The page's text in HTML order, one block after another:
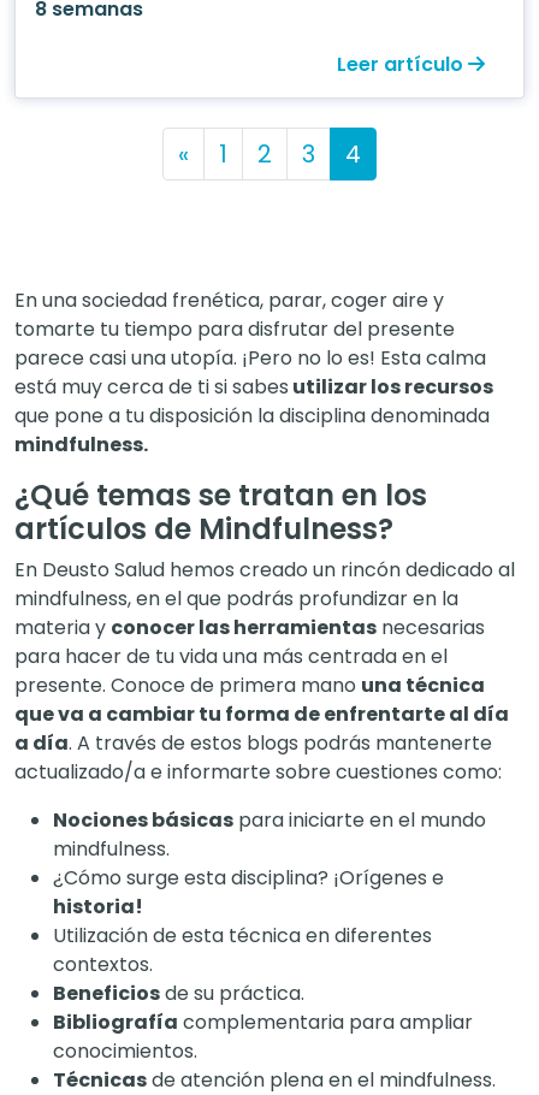
8 semanas
Leer artículo
Posts navigation
« 1 2 3 4
En una sociedad frenética, parar, coger aire y
tomarte tu tiempo para disfrutar del presente
parece casi una utopía. ¡Pero no lo es! Esta calma
está muy cerca de ti si sabes utilizar los recursos
que pone a tu disposición la disciplina denominada
mindfulness.
¿Qué temas se tratan en los
artículos de Mindfulness?
En Deusto Salud hemos creado un rincón dedicado al
mindfulness, en el que podrás profundizar en la
materia y conocer las herramientas necesarias
para hacer de tu vida una más centrada en el
presente. Conoce de primera mano una técnica
que va a cambiar tu forma de enfrentarte al día
a día. A través de estos blogs podrás mantenerte
actualizado/a e informarte sobre cuestiones como:
Nociones básicas para iniciarte en el mundo
mindfulness.
¿Cómo surge esta disciplina? ¡Orígenes e
historia!
Utilización de esta técnica en diferentes
contextos.
Beneficiosde su práctica.
Bibliografía complementaria para ampliar
conocimientos.
Técnicasde atención plena en el mindfulness.